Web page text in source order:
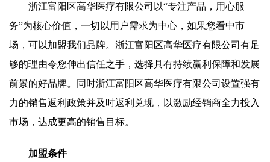
浙江富阳区高华医疗有限公司以“专注产品，用心服
务”为核心价值，一切以用户需求为中心，如果您看中市
场，可以加盟我们品牌。浙江富阳区高华医疗有限公司有足
够的理由令您伸出信任之手，选择具有持续赢利保障和发展
前景的好品牌。同时浙江富阳区高华医疗有限公司设置强有
力的销售返利政策并及时返利兑现，以激励经销商全力投入
市场，达成更高的销售目标。
加盟条件